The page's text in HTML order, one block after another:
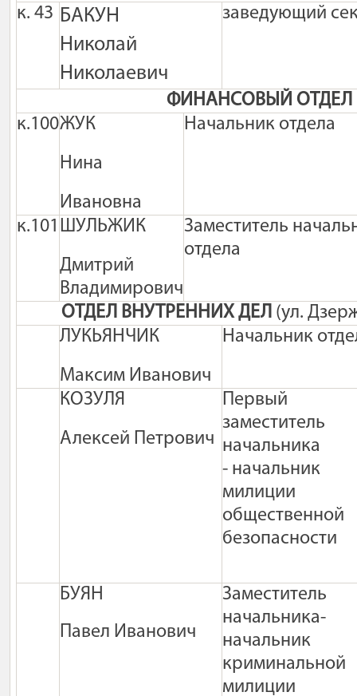
к. 43 БАКУН
Николай
Николаевич
заведующий
ФИНАНСОВЫЙ ОТДЕЛ
к.100ЖУК
Нина
Ивановна
Начальник отдела
к.101 ШУЛЬЖИК
Дмитрий
Владимирович
Заместитель
отдела
ОТДЕЛ ВНУТРЕННИХ ДЕЛ (ул.
ЛУКЬЯНЧИК
Максим Иванович
Начальник
КОЗУЛЯ
Алексей Петрович
Первый
заместитель
начальника
- начальник
милиции
общественной
безопасности
БУЯН
Павел Иванович
Заместитель
начальника-
начальник
криминальной
милиции